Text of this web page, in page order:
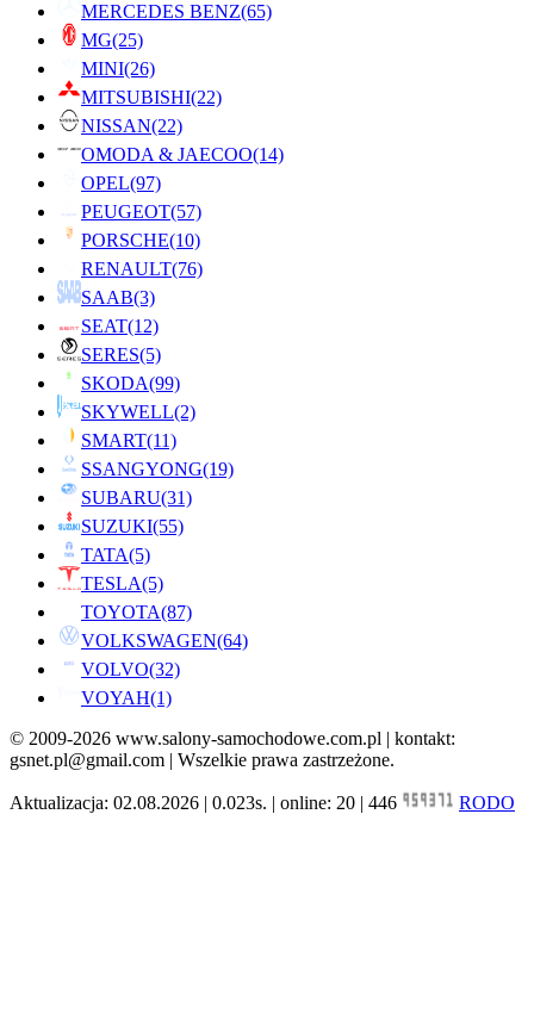
MERCEDES BENZ(65)
MG(25)
MINI(26)
MITSUBISHI(22)
NISSAN(22)
OMODA & JAECOO(14)
OPEL(97)
PEUGEOT(57)
PORSCHE(10)
RENAULT(76)
SAAB(3)
SEAT(12)
SERES(5)
SKODA(99)
SKYWELL(2)
SMART(11)
SSANGYONG(19)
SUBARU(31)
SUZUKI(55)
TATA(5)
TESLA(5)
TOYOTA(87)
VOLKSWAGEN(64)
VOLVO(32)
VOYAH(1)
© 2009-2026 www.salony-samochodowe.com.pl | kontakt:
gsnet.pl@gmail.com | Wszelkie prawa zastrzeżone.
Aktualizacja: 02.08.2026 | 0.023s. | online: 20 | 446 RODO